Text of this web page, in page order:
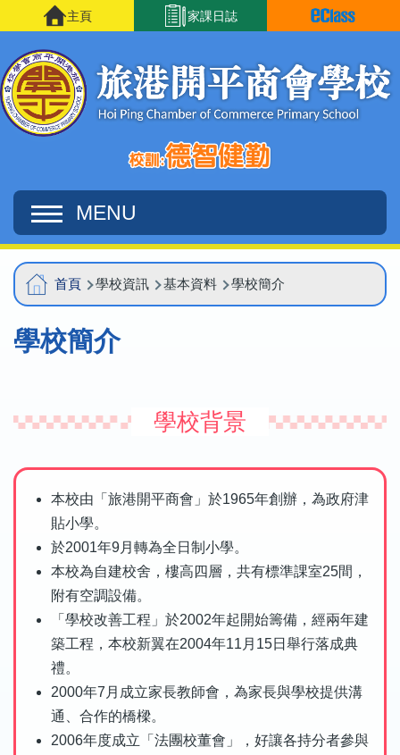
移至主內容 家課日誌
主頁
MENU
Main
navigation
導
航
連
首頁 學校資訊 基本資料 學校簡介
學校簡介
學校背景
本校由「旅港開平商會」於1965年創辦，為政府津
貼小學。
於2001年9月轉為全日制小學。
本校為自建校舍，樓高四層，共有標準課室25間，
附有空調設備。
「學校改善工程」於2002年起開始籌備，經兩年建
築工程，本校新翼在2004年11月15日舉行落成典
禮。
2000年7月成立家長教師會，為家長與學校提供溝
通、合作的橋樑。
2006年度成立「法團校董會」，好讓各持分者參與